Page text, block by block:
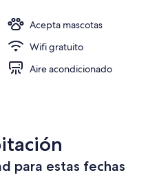
Desayuno a la carta todos los días
Acepta mascotas
Wifi gratuito
Aire acondicionado
para estas fechas